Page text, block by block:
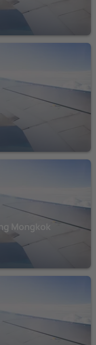
Mongkok